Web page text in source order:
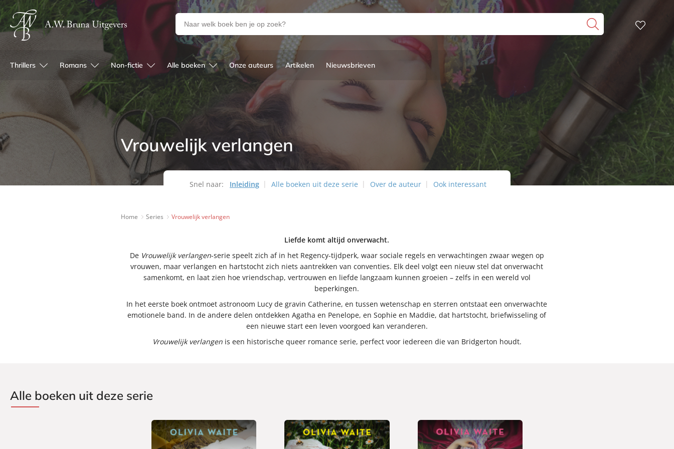
Zoeken
naar
boeken,
auteurs
en
uitgevers
Thrillers Romans Non-fictie Alle boeken Onze auteurs Artikelen Nieuwsbrieven
Vrouwelijk verlangen
Snel naar: Inleiding Alle boeken uit deze serie Over de auteur Ook interessant
Home Series Vrouwelijk verlangen
Liefde komt altijd onverwacht.
De Vrouwelijk verlangen-serie speelt zich af in het Regency-tijdperk, waar sociale regels en verwachtingen zwaar wegen op
vrouwen, maar verlangen en hartstocht zich niets aantrekken van conventies. Elk deel volgt een nieuw stel dat onverwacht
samenkomt, en laat zien hoe vriendschap, vertrouwen en liefde langzaam kunnen groeien – zelfs in een wereld vol
beperkingen.
In het eerste boek ontmoet astronoom Lucy de gravin Catherine, en tussen wetenschap en sterren ontstaat een onverwachte
emotionele band. In de andere delen ontdekken Agatha en Penelope, en Sophie en Maddie, dat hartstocht, briefwisseling of
een nieuwe start een leven voorgoed kan veranderen.
Vrouwelijk verlangenis een historische queer romance serie, perfect voor iedereen die van Bridgerton houdt.
Alle boeken uit deze serie